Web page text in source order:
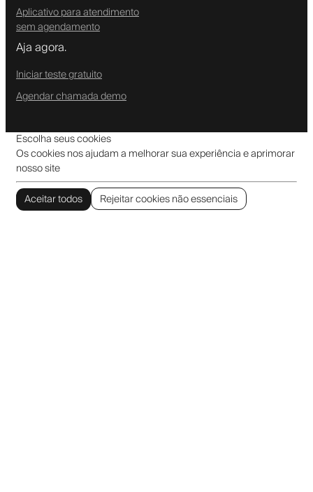
Aplicativo para atendimento
sem agendamento
Aja agora.
Iniciar teste gratuito
Agendar chamada demo
Escolha seus cookies
Os cookies nos ajudam a melhorar sua experiência e aprimorar
nosso site
Aceitar todos
Rejeitar cookies não essenciais